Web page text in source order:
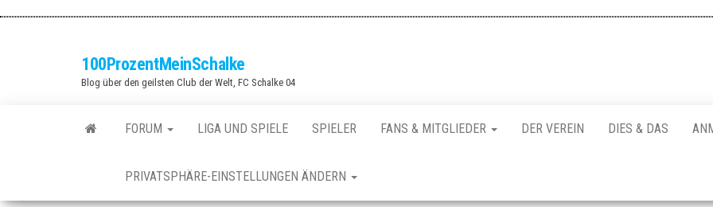
100ProzentMeinSchalke
Blog über den geilsten Club der Welt, FC Schalke 04
FORUM LIGA UND SPIELE SPIELER FANS & MITGLIEDER DER VEREIN DIES & DAS
PRIVATSPHÄRE-EINSTELLUNGEN ÄNDERN